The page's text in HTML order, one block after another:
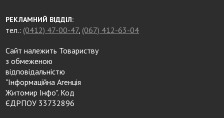
РЕКЛАМНИЙ ВІДДІЛ:
тел.: (0412) 47-00-47, (067) 412-63-04
Сайт належить Товариству
з обмеженою
відповідальністю
"Інформаційна Агенція
Житомир Інфо". Код
ЄДРПОУ 33732896